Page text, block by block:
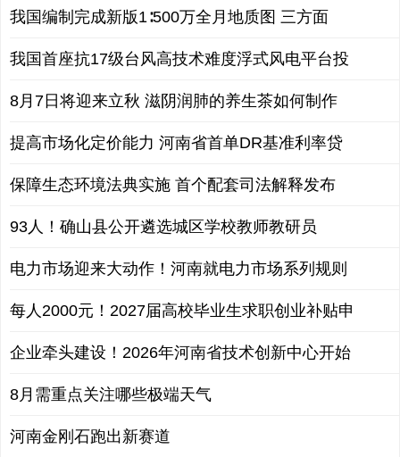
我国编制完成新版1∶500万全月地质图 三方面
我国首座抗17级台风高技术难度浮式风电平台投
8月7日将迎来立秋 滋阴润肺的养生茶如何制作
提高市场化定价能力 河南省首单DR基准利率贷
保障生态环境法典实施 首个配套司法解释发布
93人！确山县公开遴选城区学校教师教研员
电力市场迎来大动作！河南就电力市场系列规则
每人2000元！2027届高校毕业生求职创业补贴申
企业牵头建设！2026年河南省技术创新中心开始
8月需重点关注哪些极端天气
河南金刚石跑出新赛道